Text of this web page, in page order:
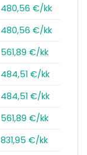
480,56 €/kk
480,56 €/kk
561,89 €/kk
484,51 €/kk
484,51 €/kk
561,89 €/kk
831,95 €/kk